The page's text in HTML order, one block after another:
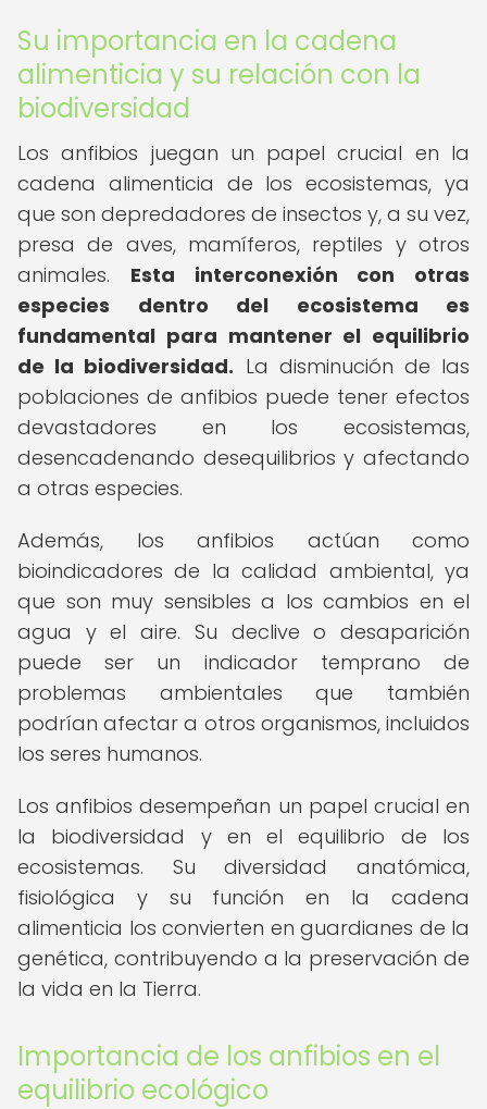
Su importancia en la cadena
alimenticia y su relación con la
biodiversidad
Los anfibios juegan un papel crucial en la
cadena alimenticia de los ecosistemas, ya
que son depredadores de insectos y, a su vez,
presa de aves, mamíferos, reptiles y otros
animales. Esta interconexión con otras
especies dentro del ecosistema es
fundamental para mantener el equilibrio
de la biodiversidad. La disminución de las
poblaciones de anfibios puede tener efectos
devastadores en los ecosistemas,
desencadenando desequilibrios y afectando
a otras especies.
Además, los anfibios actúan como
bioindicadores de la calidad ambiental, ya
que son muy sensibles a los cambios en el
agua y el aire. Su declive o desaparición
puede ser un indicador temprano de
problemas ambientales que también
podrían afectar a otros organismos, incluidos
los seres humanos.
Los anfibios desempeñan un papel crucial en
la biodiversidad y en el equilibrio de los
ecosistemas. Su diversidad anatómica,
fisiológica y su función en la cadena
alimenticia los convierten en guardianes de la
genética, contribuyendo a la preservación de
la vida en la Tierra.
Importancia de los anfibios en el
equilibrio ecológico